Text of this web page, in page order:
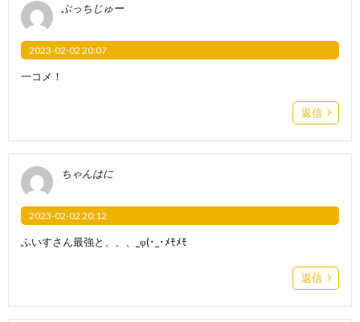
ぶっちじゅー
2023-02-02 20:07
一コメ！
返信
ちゃんはに
2023-02-02 20:12
ふいすさん最強と、、、_φ(･_･ﾒﾓﾒﾓ
返信